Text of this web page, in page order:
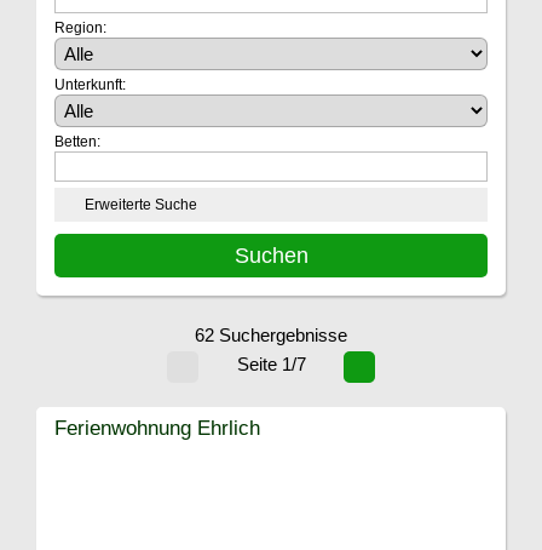
Region:
Unterkunft:
Betten:
Erweiterte Suche
62 Suchergebnisse
Seite 1/7
Ferienwohnung Ehrlich